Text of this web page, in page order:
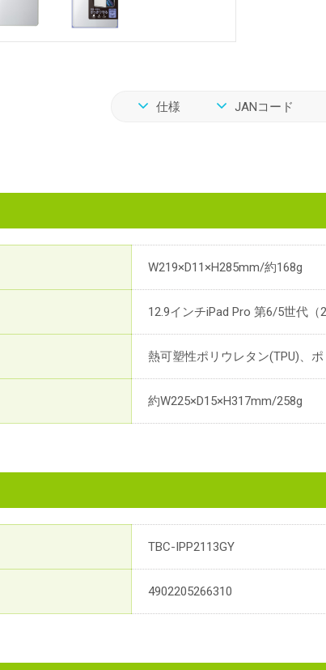
仕様 JANコード
W219×D11×H285mm/約168g
12.9インチiPad Pro 第6/5世代
熱可塑性ポリウレタン(TPU)、
約W225×D15×H317mm/258g
TBC-IPP2113GY
4902205266310